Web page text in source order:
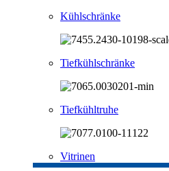
Kühlschränke
Tiefkühlschränke
Tiefkühltruhe
Vitrinen